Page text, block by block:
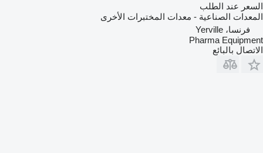
السعر عند الطلب
المعدات الصناعية - معدات المختبرات الأخرى
فرنسا، Yerville
Pharma Equipment
الاتصال بالبائع